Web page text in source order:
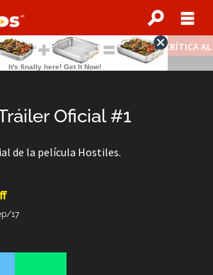
GRATIS NOTICIAS DESTACADAS CRÍTICA
Oficial #1
de la película Hostiles.
17